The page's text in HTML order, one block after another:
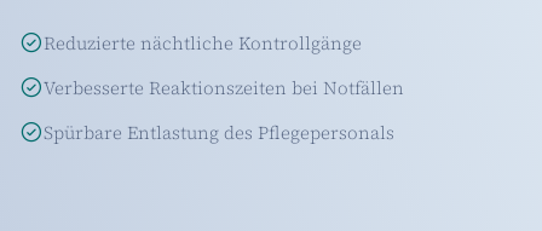
Reduzierte nächtliche Kontrollgänge
Verbesserte Reaktionszeiten bei Notfällen
Spürbare Entlastung des Pflegepersonals